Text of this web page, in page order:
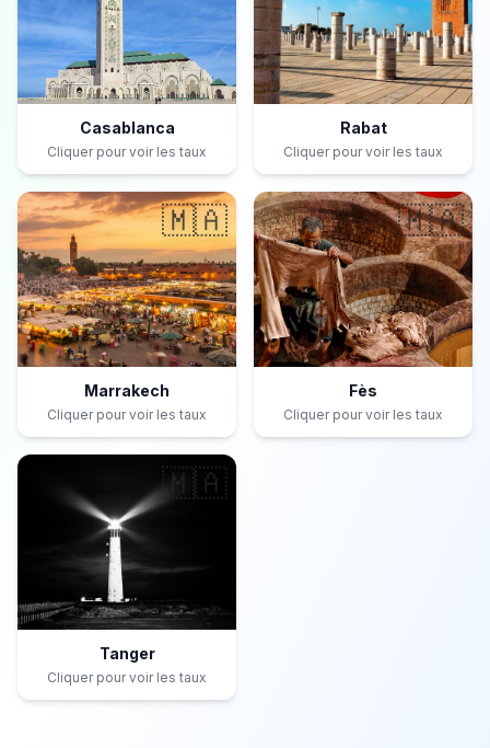
Casablanca
Cliquer pour voir les taux
Rabat
Cliquer pour voir les taux
🇲🇦
Marrakech
Cliquer pour voir les taux
🇲🇦
Fès
Cliquer pour voir les taux
🇲🇦
Tanger
Cliquer pour voir les taux